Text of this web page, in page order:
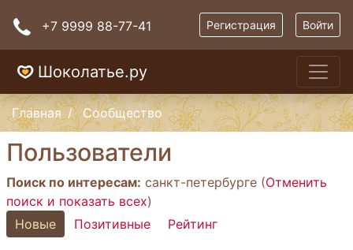
+7 9999 88-77-41 Регистрация Войти
Шоколатье.ру
Главная Сообщество
Пользователи
Поиск по интересам: санкт-петербурге (Отменить
поиск и показать всех)
Новые
Позитивные Рейтинг